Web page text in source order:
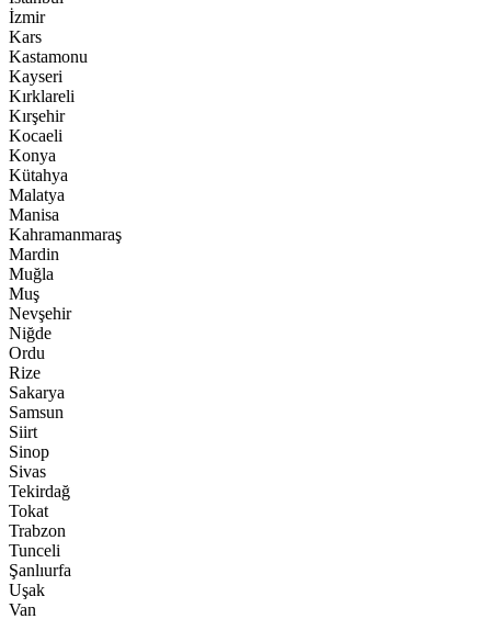
İzmir
Kars
Kastamonu
Kayseri
Kırklareli
Kırşehir
Kocaeli
Konya
Kütahya
Malatya
Manisa
Kahramanmaraş
Mardin
Muğla
Muş
Nevşehir
Niğde
Ordu
Rize
Sakarya
Samsun
Siirt
Sinop
Sivas
Tekirdağ
Tokat
Trabzon
Tunceli
Şanlıurfa
Uşak
Van